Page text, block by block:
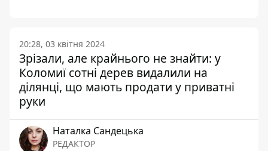
20:28, 03 квітня 2024
Зрізали, але крайнього не знайти: у
Коломиї сотні дерев видалили на
ділянці, що мають продати у приватні
руки
Наталка Сандецька
РЕДАКТОР